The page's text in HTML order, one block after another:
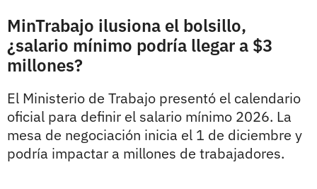
MinTrabajo ilusiona el bolsillo,
¿salario mínimo podría llegar a $3
millones?
El Ministerio de Trabajo presentó el calendario
oficial para definir el salario mínimo 2026. La
mesa de negociación inicia el 1 de diciembre y
podría impactar a millones de trabajadores.